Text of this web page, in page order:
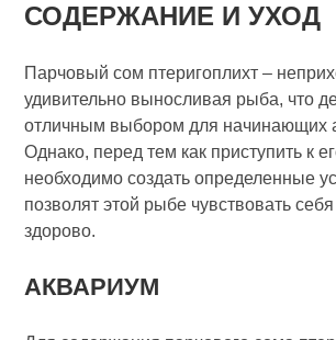
СОДЕРЖАНИЕ И УХОД
Парчовый сом птеригоплихт –
удивительно выносливая рыба, что
отличным выбором для начинающих
Однако, перед тем как приступить к
необходимо создать определенные
позволят этой рыбе чувствовать
здорово.
АКВАРИУМ